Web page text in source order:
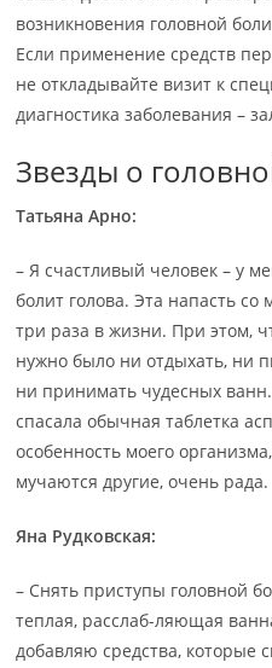
возникновения головной
Если применение средств
не откладывайте визит к
диагностика заболевания –
Звезды о
Татьяна Арно:
– Я счастливый человек – у
болит голова. Эта напасть со
три раза в жизни. При этом,
нужно было ни отдыхать, ни
ни принимать чудесных
спасала обычная таблетка
особенность моего
мучаются другие, очень рада.
Яна Рудковская:
– Снять приступы головной
теплая, расслаб-ляющая
добавляю средства, которые